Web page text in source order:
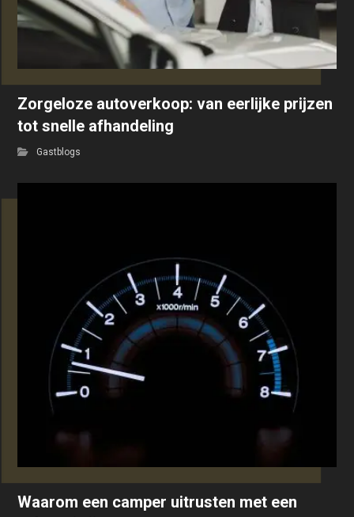
Zorgeloze autoverkoop: van eerlijke prijzen
tot snelle afhandeling
Gastblogs
Waarom een camper uitrusten met een